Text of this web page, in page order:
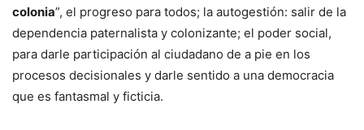
colonia”, el progreso para todos; la autogestión: salir de la
dependencia paternalista y colonizante; el poder social,
para darle participación al ciudadano de a pie en los
procesos decisionales y darle sentido a una democracia
que es fantasmal y ficticia.